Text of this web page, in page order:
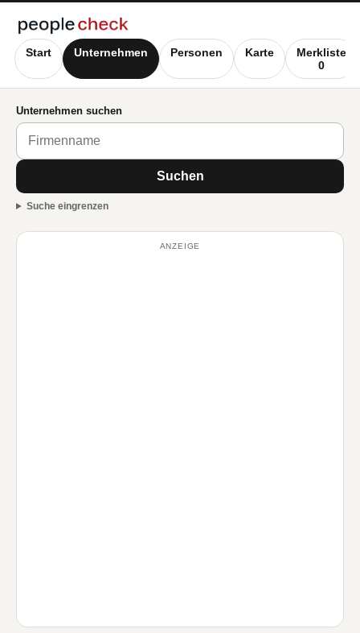
Start Unternehmen Personen Karte
Merkliste
0
Unternehmen suchen
Suchen
Suche eingrenzen
ANZEIGE